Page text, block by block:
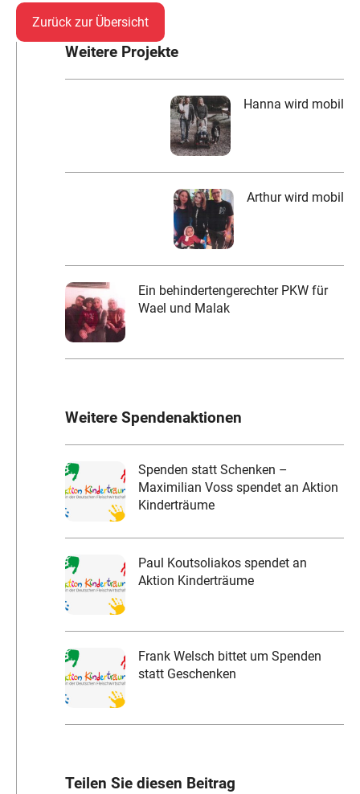
Zurück zur Übersicht
Weitere Projekte
Hanna wird mobil
Arthur wird mobil
Ein behindertengerechter PKW für
Wael und Malak
Weitere Spendenaktionen
Spenden statt Schenken –
Maximilian Voss spendet an Aktion
Kinderträume
Paul Koutsoliakos spendet an
Aktion Kinderträume
Frank Welsch bittet um Spenden
statt Geschenken
Teilen Sie diesen Beitrag